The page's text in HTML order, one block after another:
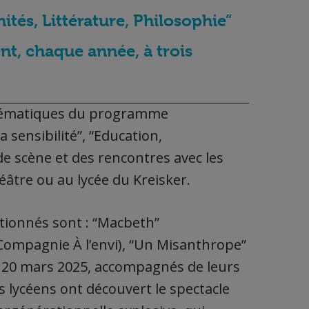
Littérature, Philosophie”
chaque année, à trois
du programme
sensibilité”, “Education,
scène et des rencontres avec les
ou au lycée du Kreisker.
sont : “Macbeth”
À l’envi), “Un Misanthrope”
mars 2025, accompagnés de leurs
lycéens ont découvert le spectacle